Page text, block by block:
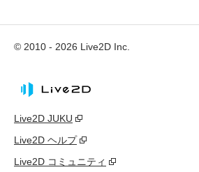
© 2010 - 2026 Live2D Inc.
Live2D JUKU
Live2D ヘルプ
Live2D コミュニティ